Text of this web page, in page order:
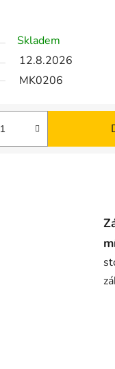
Skladem
12.8.2026
MK0206